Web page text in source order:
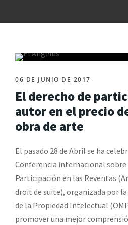
06 DE JUNIO DE 2017
El derecho de
autor en el precio
obra de arte
El pasado 28 de Abril se ha
Conferencia internacional sobre
Participación en las Reventas
droit de suite), organizada por
de la Propiedad Intelectual
promover una mejor